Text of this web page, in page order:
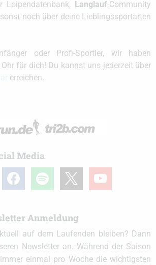
Loipendatenbank,
Langlauf-Community
noch über deine Lieblingssportarten
oder Profi-Sportler, wir haben
für dich! Du kannst uns jederzeit über
erreichen.
Media
facebook spotify youtube
Anmeldung
auf dem Laufenden bleiben? Dann
Newsletter an. Während der Saison
einmal pro Woche die wichtigsten